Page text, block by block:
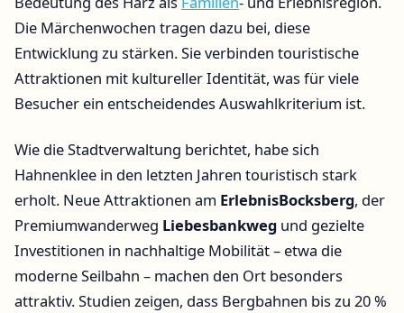
Die Märchenwochen tragen dazu bei, diese
Entwicklung zu stärken. Sie verbinden touristische
Attraktionen mit kultureller Identität, was für viele
Besucher ein entscheidendes Auswahlkriterium ist.
Wie die Stadtverwaltung berichtet, habe sich
Hahnenklee in den letzten Jahren touristisch stark
erholt. Neue Attraktionen am ErlebnisBocksberg, der
Premiumwanderweg Liebesbankweg und gezielte
Investitionen in nachhaltige Mobilität – etwa die
moderne Seilbahn – machen den Ort besonders
attraktiv. Studien zeigen, dass Bergbahnen bis zu 20 %